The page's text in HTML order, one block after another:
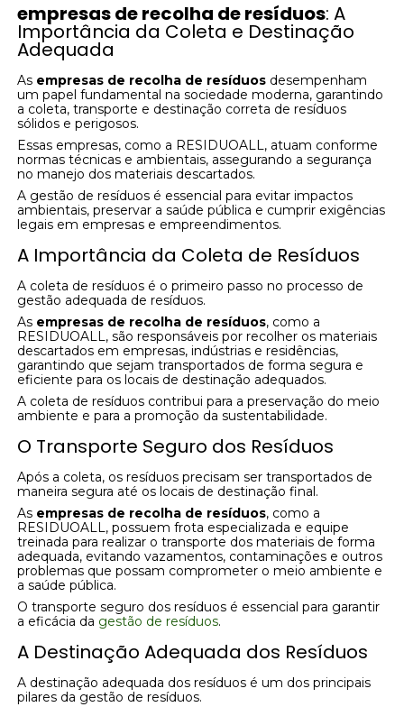
empresas de recolha de resíduos: A
Importância da Coleta e Destinação
Adequada
As empresas de recolha de resíduos desempenham
um papel fundamental na sociedade moderna, garantindo
a coleta, transporte e destinação correta de resíduos
sólidos e perigosos.
Essas empresas, como a RESIDUOALL, atuam conforme
normas técnicas e ambientais, assegurando a segurança
no manejo dos materiais descartados.
A gestão de resíduos é essencial para evitar impactos
ambientais, preservar a saúde pública e cumprir exigências
legais em empresas e empreendimentos.
A Importância da Coleta de Resíduos
A coleta de resíduos é o primeiro passo no processo de
gestão adequada de resíduos.
As empresas de recolha de resíduos, como a
RESIDUOALL, são responsáveis por recolher os materiais
descartados em empresas, indústrias e residências,
garantindo que sejam transportados de forma segura e
eficiente para os locais de destinação adequados.
A coleta de resíduos contribui para a preservação do meio
ambiente e para a promoção da sustentabilidade.
O Transporte Seguro dos Resíduos
Após a coleta, os resíduos precisam ser transportados de
maneira segura até os locais de destinação final.
As empresas de recolha de resíduos, como a
RESIDUOALL, possuem frota especializada e equipe
treinada para realizar o transporte dos materiais de forma
adequada, evitando vazamentos, contaminações e outros
problemas que possam comprometer o meio ambiente e
a saúde pública.
O transporte seguro dos resíduos é essencial para garantir
a eficácia da gestão de resíduos.
A Destinação Adequada dos Resíduos
A destinação adequada dos resíduos é um dos principais
pilares da gestão de resíduos.